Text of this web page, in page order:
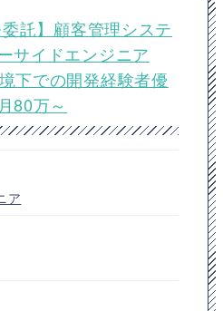
託】顧客管理システ
サイドエンジニア
下での開発経験者優
80万～
ア